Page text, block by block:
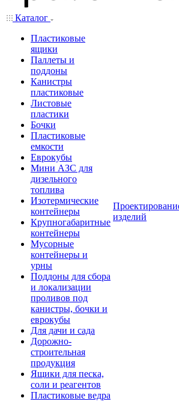
Каталог
Пластиковые
ящики
Паллеты и
поддоны
Канистры
пластиковые
Листовые
пластики
Бочки
Пластиковые
емкости
Еврокубы
Мини АЗС для
дизельного
топлива
Изотермические
контейнеры
Крупногабаритные
контейнеры
Мусорные
контейнеры и
урны
Поддоны для сбора
и локализации
проливов под
канистры, бочки и
еврокубы
Для дачи и сада
Дорожно-
строительная
продукция
Ящики для песка,
соли и реагентов
Пластиковые ведра
изделий